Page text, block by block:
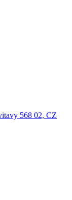
568 02, CZ